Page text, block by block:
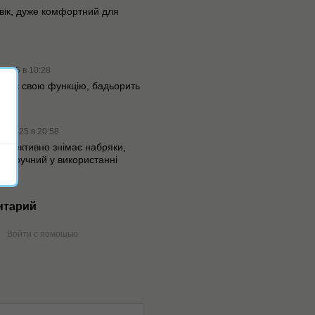
дуже комфортний для
в 10:28
свою функцію, бадьорить
в 20:58
знімає набряки,
зручний у використанні
Войти с помощью